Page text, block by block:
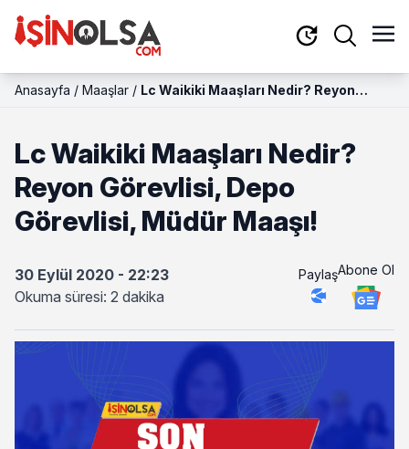
Anasayfa / Maaşlar / Lc Waikiki Maaşları Nedir? Reyon
Lc Waikiki Maaşları Nedir?
Reyon Görevlisi, Depo
Görevlisi, Müdür Maaşı!
30 Eylül 2020 - 22:23
Okuma süresi: 2 dakika
PaylaşAbone Ol